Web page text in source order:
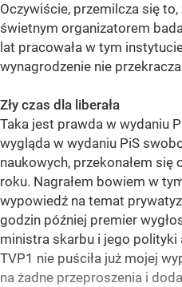
Oczywiście, przemilcza się
świetnym organizatorem
lat pracowała w tym
wynagrodzenie nie przekracza
Zły czas dla liberała
Taka jest prawda w wydaniu
wygląda w wydaniu PiS
naukowych, przekonałem
roku. Nagrałem bowiem w
wypowiedź na temat
godzin później premier
ministra skarbu i jego polityki
TVP1 nie puściła już mojej
na żadne przeproszenia i